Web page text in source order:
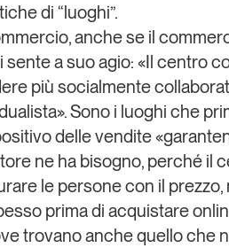
di “luoghi”.
anche se il
a suo agio: «Il centro
più socialmente
Sono i luoghi che
delle vendite
ne ha bisogno, perché il
le persone con il prezzo,
prima di acquistare
trovano anche quello che